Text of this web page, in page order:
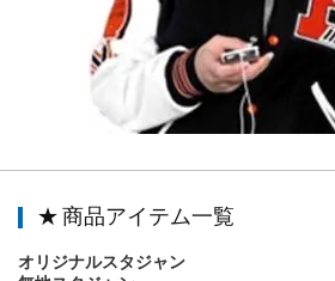
★ 商品アイテム一覧
オリジナルスタジャン